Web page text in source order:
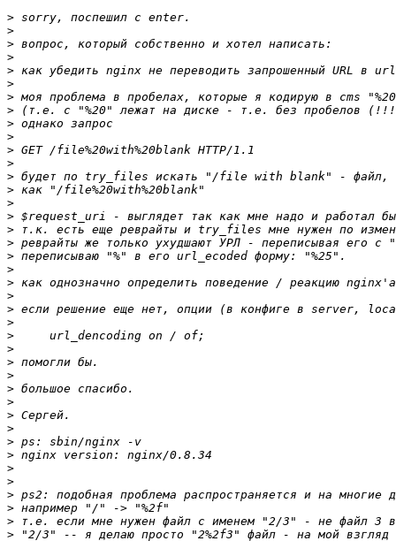
>
>
>
>
>
>
>
>
>
>
>
>
>
>
>
>
>
>
>
>
>
>
>
>
>
>
>
>
>
>
>
>
>
>
>
>
>
>
>
>